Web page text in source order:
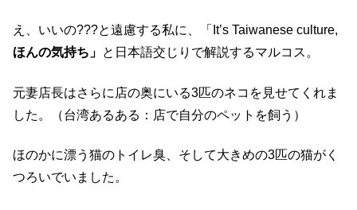
え、いいの???と遠慮する私に、「It’s Taiwanese culture,
ほんの気持ち」 と日本語交じりで解説するマルコス。
元妻店長はさらに店の奥にいる3匹のネコを見せてくれま
した。（台湾あるある：店で自分のペットを飼う）
ほのかに漂う猫のトイレ臭、そして大きめの3匹の猫がく
つろいでいました。